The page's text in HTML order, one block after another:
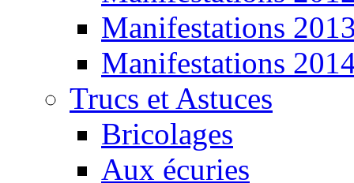
Manifestations
Manifestations
Trucs et Astuces
Bricolages
Aux écuries